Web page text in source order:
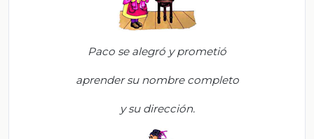
Paco se alegró y prometió
aprender su nombre completo
y su dirección.